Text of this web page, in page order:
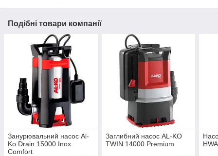
Подібні товари компанії
Занурювальний насос Al-
Ko Drain 15000 Inox
Comfort
Заглибний насос AL-KO
TWIN 14000 Premium